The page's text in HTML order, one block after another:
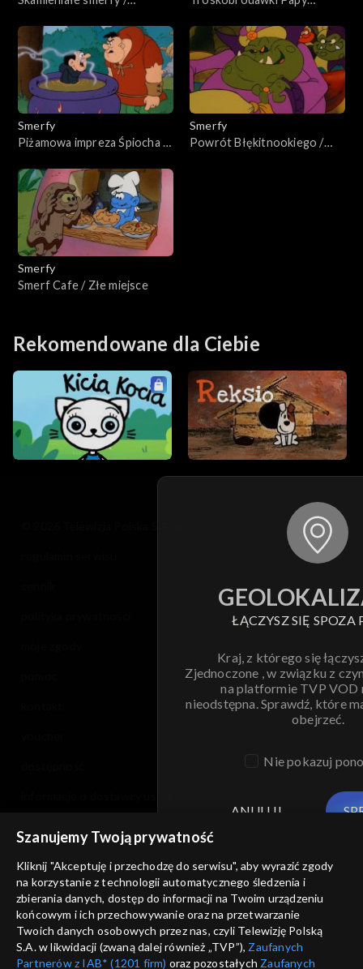
Smerfolator
Smerfy
Piżamowa impreza Śpiocha /
Smerfy
Powrót Błękitnookiego /
Smerfy
Smerf Cafe / Złe miejsce
Rekomendowane dla Ciebie
ŁĄCZYSZ SIĘ SPOZA
Kraj, z którego się
Zjednoczone , w związku z
na platformie TVP VOD
nieodstępna. Sprawdź, które
obejrzeć.
Nie pokazuj
ANULUJ
Szanujemy Twoją prywatność
Kliknij "Akceptuję i przechodzę do serwisu", aby wyrazić zgody
na korzystanie z technologii automatycznego śledzenia i
zbierania danych, dostęp do informacji na Twoim urządzeniu
końcowym i ich przechowywanie oraz na przetwarzanie
Twoich danych osobowych przez nas, czyli Telewizję Polską
S.A. w likwidacji (zwaną dalej również „TVP”), Zaufanych
Partnerów z IAB* (1201 firm) oraz pozostałych Zaufanych